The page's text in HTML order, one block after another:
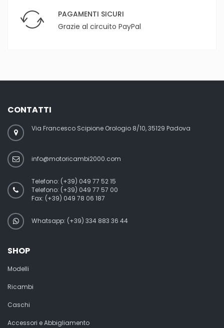
PAGAMENTI SICURI
Grazie al circuito PayPal
CONTATTI
Via Francesco Scipione Orologio 8/10, 35129 Padova
info@motoricambi2000.com
Telefono: (+39) 049 77 52 15
Telefono: (+39) 049 77 57 00
Fax: (+39) 049 78 06 187
Whatsapp: (+39) 334 883 36 44
SHOP
Modelli
Ricambi
Caschi
Accessori e Abbigliamento